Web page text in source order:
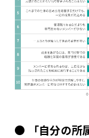
● 「自分の所